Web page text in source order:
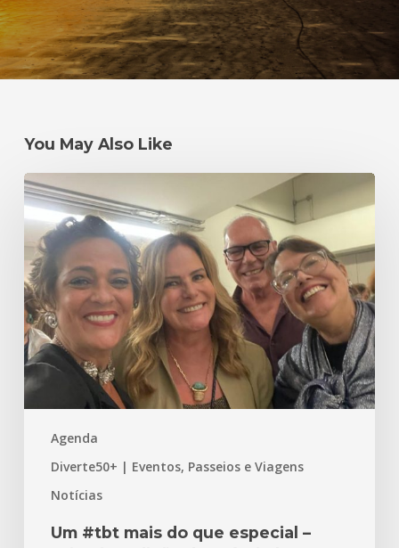
You May Also Like
Agenda
Diverte50+ | Eventos, Passeios e Viagens
Notícias
Um
#tbt
mais
do
que
especial
–
Primeira
Edição
do
Prêmio
bstory
Transforma
Um #tbt mais do que especial –